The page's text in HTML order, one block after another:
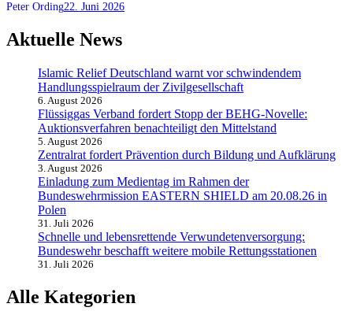
Peter Ording22. Juni 2026
Aktuelle News
Islamic Relief Deutschland warnt vor schwindendem
Handlungsspielraum der Zivilgesellschaft
6. August 2026
Flüssiggas Verband fordert Stopp der BEHG-Novelle:
Auktionsverfahren benachteiligt den Mittelstand
5. August 2026
Zentralrat fordert Prävention durch Bildung und Aufklärung
3. August 2026
Einladung zum Medientag im Rahmen der
Bundeswehrmission EASTERN SHIELD am 20.08.26 in
Polen
31. Juli 2026
Schnelle und lebensrettende Verwundetenversorgung:
Bundeswehr beschafft weitere mobile Rettungsstationen
31. Juli 2026
Alle Kategorien